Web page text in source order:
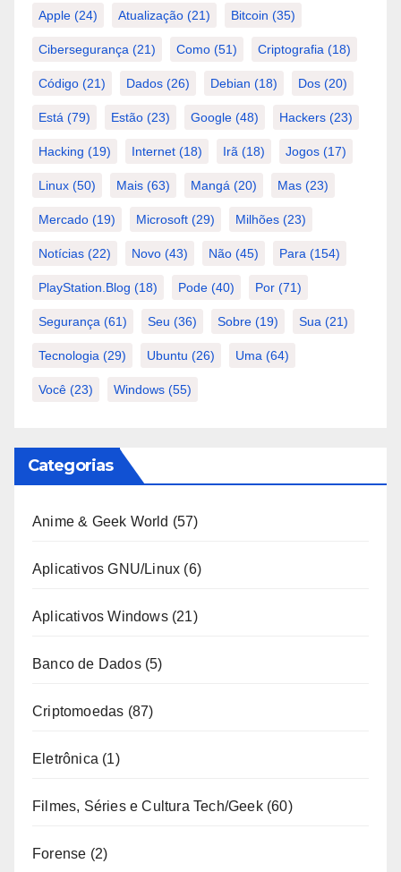
Apple (24) Atualização (21) Bitcoin (35)
Cibersegurança (21) Como (51) Criptografia (18)
Código (21) Dados (26) Debian (18) Dos (20)
Está (79) Estão (23) Google (48) Hackers (23)
Hacking (19) Internet (18) Irã (18) Jogos (17)
Linux (50) Mais (63) Mangá (20) Mas (23)
Mercado (19) Microsoft (29) Milhões (23)
Notícias (22) Novo (43) Não (45) Para (154)
PlayStation.Blog (18) Pode (40) Por (71)
Segurança (61) Seu (36) Sobre (19) Sua (21)
Tecnologia (29) Ubuntu (26) Uma (64)
Você (23) Windows (55)
Categorias
Anime & Geek World (57)
Aplicativos GNU/Linux (6)
Aplicativos Windows(21)
Banco de Dados(5)
Criptomoedas (87)
Eletrônica (1)
Filmes, Séries e Cultura Tech/Geek(60)
Forense (2)